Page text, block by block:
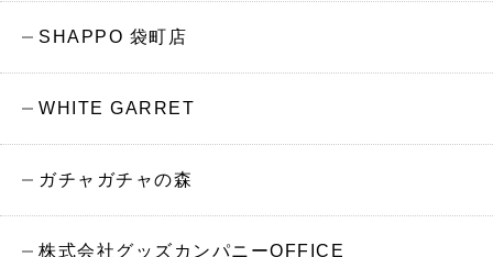
SHAPPO 袋町店
WHITE GARRET
ガチャガチャの森
株式会社グッズカンパニーOFFICE